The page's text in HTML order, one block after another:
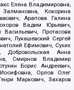
Елена Владимировна,
Кокорина
Арапова Галина
Вадим Юрьевич,
Протасова
Лукашевский Сергей
Ефимович, Сухих
Добровольская Анна
Смирнов Владимир
Борис Андреевич,
Орлов Олег
Маркович, Захаров